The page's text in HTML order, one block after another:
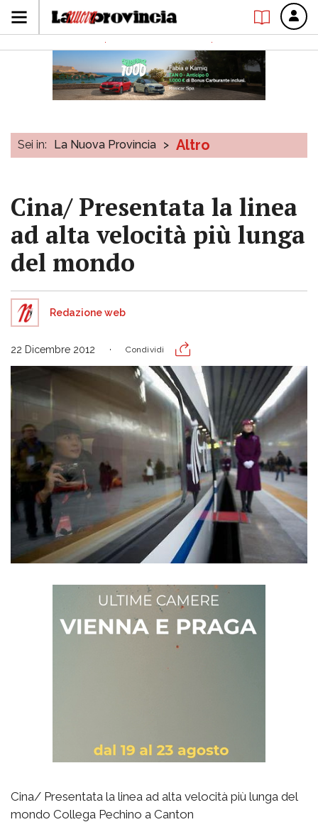
Sei in: La Nuova Provincia > Altro
Cina/ Presentata la linea
ad alta velocità più lunga
del mondo
Redazione web
22 Dicembre 2012 Condividi
Cina/ Presentata la linea ad alta velocità più lunga del
mondo Collega Pechino a Canton